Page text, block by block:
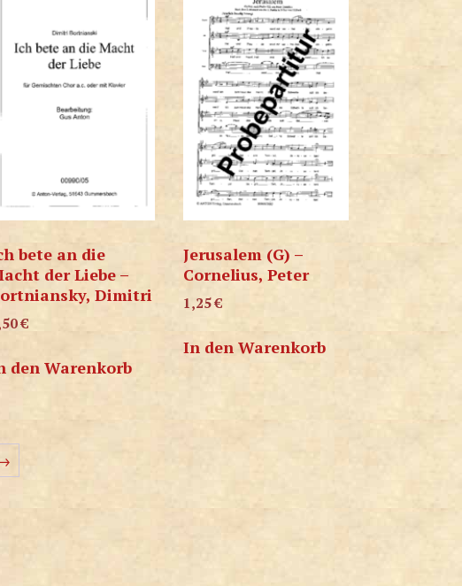
bete an die
der Liebe –
Dimitri
€
den Warenkorb
Jerusalem (G) –
Cornelius, Peter
1,25€
In den Warenkorb